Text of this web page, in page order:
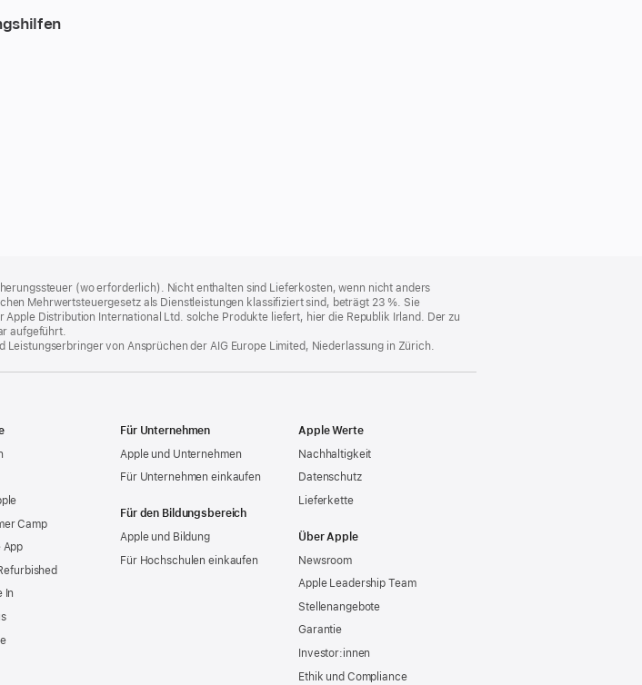
(wo erforderlich). Nicht enthalten sind Lieferkosten, wenn nicht anders
Mehrwertsteuergesetz als Dienstleistungen klassifiziert sind, beträgt 23 %. Sie
Distribution International Ltd. solche Produkte liefert, hier die Republik Irland. Der zu
aufgeführt.
von Ansprüchen der AIG Europe Limited, Niederlassung in Zürich.
Camp
App
In
Für Unternehmen
Apple und Unternehmen
Für Unternehmen einkaufen
Für den Bildungsbereich
Apple und Bildung
Für Hochschulen einkaufen
Apple Werte
Nachhaltigkeit
Datenschutz
Lieferkette
Über Apple
Newsroom
Apple Leadership Team
Stellenangebote
Garantie
Investor:innen
Ethik und Compliance